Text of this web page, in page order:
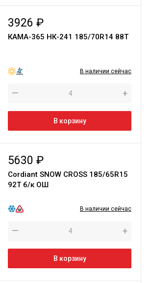
3926 ₽
КАМА-365 НК-241 185/70R14 88T
В наличии сейчас
— +
В корзину
5630 ₽
Cordiant SNOW CROSS 185/65R15
92T б/к ОШ
В наличии сейчас
— +
В корзину